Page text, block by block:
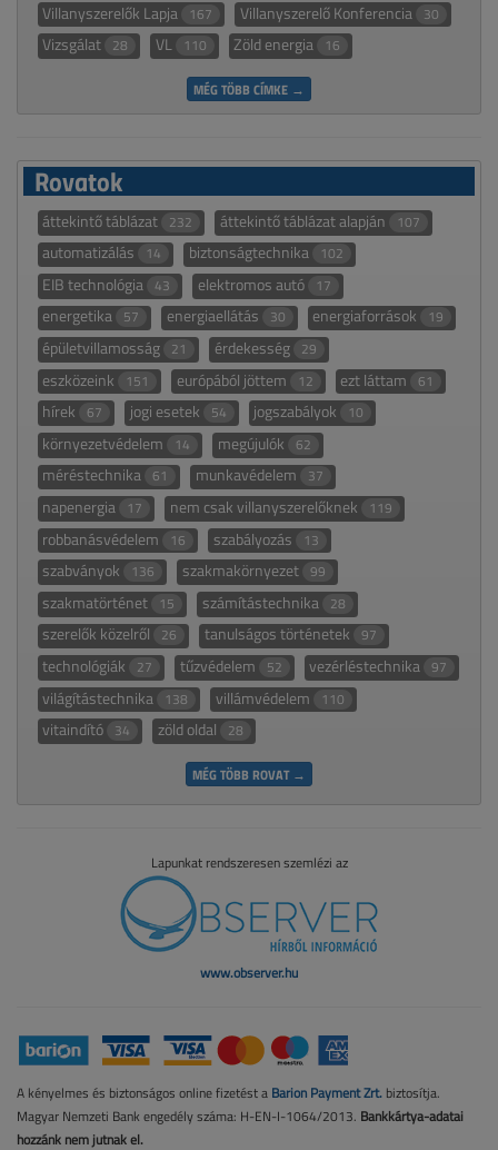
Villanyszerelők Lapja 167 Villanyszerelő Konferencia 30
Vizsgálat 28 VL 110 Zöld energia 16
MÉG TÖBB CÍMKE →
Rovatok
áttekintő táblázat 232 áttekintő táblázat alapján 107
automatizálás 14 biztonságtechnika 102
EIB technológia 43 elektromos autó 17
energetika 57 energiaellátás 30 energiaforrások 19
épületvillamosság 21 érdekesség 29
eszközeink 151 európából jöttem 12 ezt láttam 61
hírek 67 jogi esetek 54 jogszabályok 10
környezetvédelem 14 megújulók 62
méréstechnika 61 munkavédelem 37
napenergia 17 nem csak villanyszerelőknek 119
robbanásvédelem 16 szabályozás 13
szabványok 136 szakmakörnyezet 99
szakmatörténet 15 számítástechnika 28
szerelők közelről 26 tanulságos történetek 97
technológiák 27 tűzvédelem 52 vezérléstechnika 97
világítástechnika 138 villámvédelem 110
vitaindító 34 zöld oldal 28
MÉG TÖBB ROVAT →
Lapunkat rendszeresen szemlézi az
www.observer.hu
A kényelmes és biztonságos online fizetést a Barion Payment Zrt. biztosítja.
Magyar Nemzeti Bank engedély száma: H-EN-I-1064/2013. Bankkártya-adatai
hozzánk nem jutnak el.